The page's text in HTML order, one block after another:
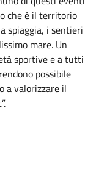
che è il territorio
spiaggia, i sentieri
mare. Un
sportive e a tutti
possibile
a valorizzare il